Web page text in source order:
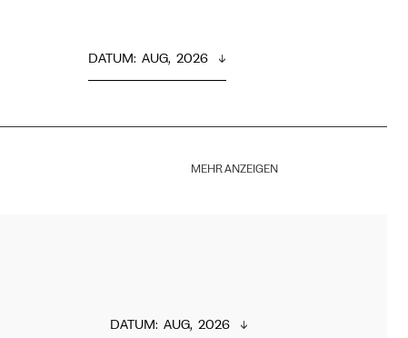
DATUM: AUG,  2026
MEHR ANZEIGEN
DATUM: AUG,  2026